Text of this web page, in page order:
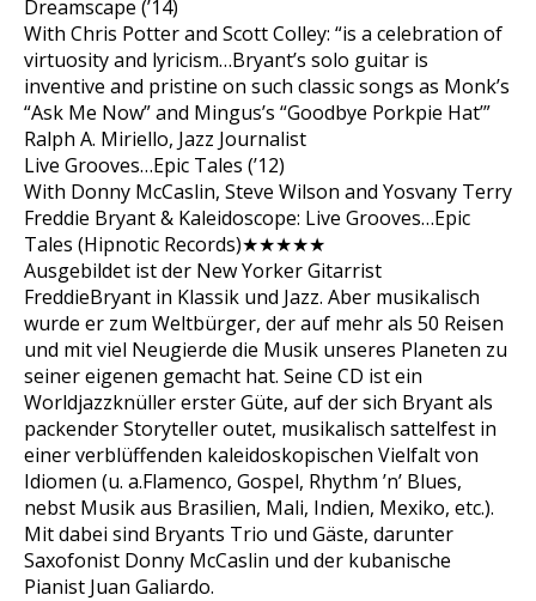
Dreamscape (’14)
With Chris Potter and Scott Colley: “is a celebration of
virtuosity and lyricism…Bryant’s solo guitar is
inventive and pristine on such classic songs as Monk’s
“Ask Me Now” and Mingus’s “Goodbye Porkpie Hat’”
Ralph A. Miriello, Jazz Journalist
Live Grooves…Epic Tales (’12)
With Donny McCaslin, Steve Wilson and Yosvany Terry
Freddie Bryant & Kaleidoscope: Live Grooves…Epic
Tales (Hipnotic Records)★★★★★
Ausgebildet ist der New Yorker Gitarrist
FreddieBryant in Klassik und Jazz. Aber musikalisch
wurde er zum Weltbürger, der auf mehr als 50 Reisen
und mit viel Neugierde die Musik unseres Planeten zu
seiner eigenen gemacht hat. Seine CD ist ein
Worldjazzknüller erster Güte, auf der sich Bryant als
packender Storyteller outet, musikalisch sattelfest in
einer verblüffenden kaleidoskopischen Vielfalt von
Idiomen (u. a.Flamenco, Gospel, Rhythm ’n’ Blues,
nebst Musik aus Brasilien, Mali, Indien, Mexiko, etc.).
Mit dabei sind Bryants Trio und Gäste, darunter
Saxofonist Donny McCaslin und der kubanische
Pianist Juan Galiardo.